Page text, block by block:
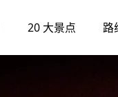
20 大景点 路